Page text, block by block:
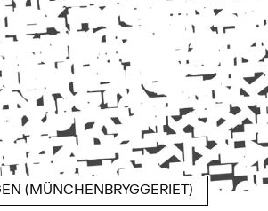
(MÜNCHENBRYGGERIET)